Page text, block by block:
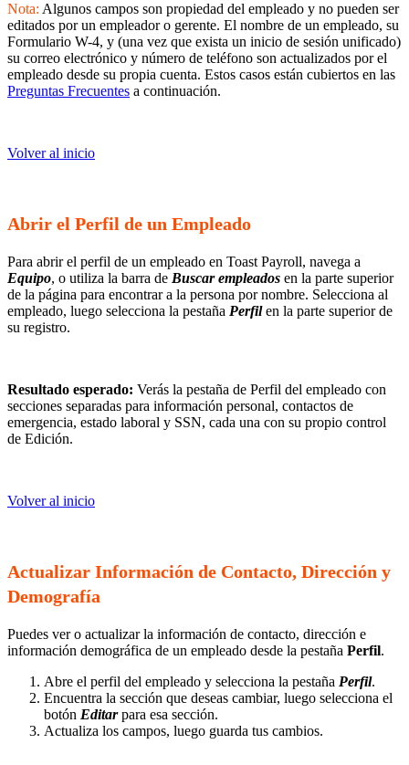
Nota: Algunos campos son propiedad del empleado y no pueden ser
editados por un empleador o gerente. El nombre de un empleado, su
Formulario W-4, y (una vez que exista un inicio de sesión unificado)
su correo electrónico y número de teléfono son actualizados por el
empleado desde su propia cuenta. Estos casos están cubiertos en las
Preguntas Frecuentes a continuación.
Volver al inicio
Abrir el Perfil de un Empleado
Para abrir el perfil de un empleado en Toast Payroll, navega a
Equipo, o utiliza la barra de Buscar empleados en la parte superior
de la página para encontrar a la persona por nombre. Selecciona al
empleado, luego selecciona la pestaña Perfilen la parte superior de
su registro.
Resultado esperado: Verás la pestaña de Perfil del empleado con
secciones separadas para información personal, contactos de
emergencia, estado laboral y SSN, cada una con su propio control
de Edición.
Volver al inicio
Actualizar Información de Contacto, Dirección y
Demografía
Puedes ver o actualizar la información de contacto, dirección e
información demográfica de un empleado desde la pestaña Perfil.
Abre el perfil del empleado y selecciona la pestaña Perfil.
Encuentra la sección que deseas cambiar, luego selecciona el
botón Editarpara esa sección.
Actualiza los campos, luego guarda tus cambios.